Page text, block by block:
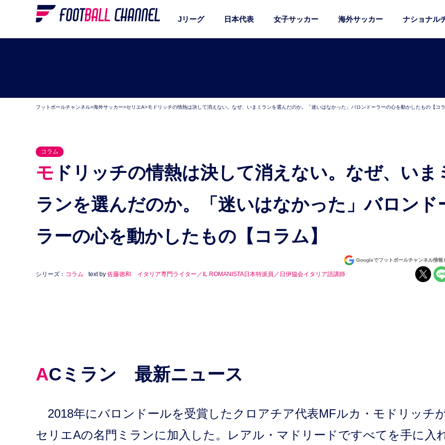
Jリーグ 日本代表 女子サッカー 海外サッカー ナショナル
フットボールチャンネル>海外サッカー>セリエA>モドリッチの情熱は決して消えない。なぜ、いまミランを選んだのか。「迷いはなかった」バロンドーラーの心を動かしたもの【コラ
コラム
モドリッチの情熱は決して消えない。なぜ、いまミ
ランを選んだのか。「迷いはなかった」バロンド
ラーの心を動かしたもの【コラム】
Googleでフットボールチャンネル情報
シリーズ： コラム text by 佐藤徳和 イタリア専門ライター／IL ROMANISTA日本特派員／日伊協会イタリア語講師
ACミラン 最新ニュース
2018年にバロンドールを受賞したクロアチア代表MFルカ・モドリッチが
セリエAの名門ミランに加入した。レアル・マドリードですべてを手に入